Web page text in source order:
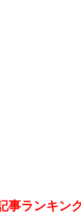
事ランキン